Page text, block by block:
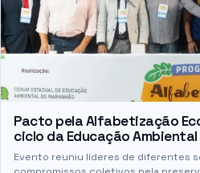
Pacto pela Alfabetização
ciclo da Educação
Evento reuniu líderes de diferentes